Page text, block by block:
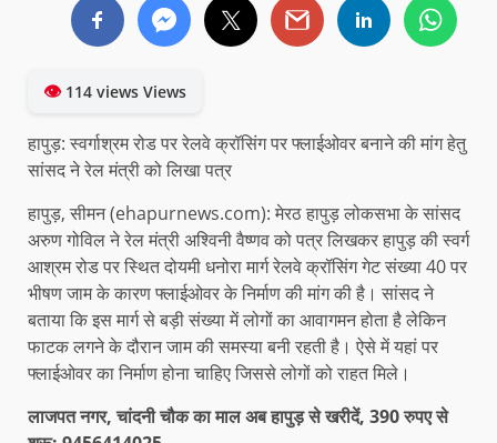
👁114 views Views
हापुड़: स्वर्गाश्रम रोड पर रेलवे क्रॉसिंग पर फ्लाईओवर बनाने की मांग हेतु
सांसद ने रेल मंत्री को लिखा पत्र
हापुड़, सीमन (ehapurnews.com): मेरठ हापुड़ लोकसभा के सांसद
अरुण गोविल ने रेल मंत्री अश्विनी वैष्णव को पत्र लिखकर हापुड़ की स्वर्ग
आश्रम रोड पर स्थित दोयमी धनोरा मार्ग रेलवे क्रॉसिंग गेट संख्या 40 पर
भीषण जाम के कारण फ्लाईओवर के निर्माण की मांग की है। सांसद ने
बताया कि इस मार्ग से बड़ी संख्या में लोगों का आवागमन होता है लेकिन
फाटक लगने के दौरान जाम की समस्या बनी रहती है। ऐसे में यहां पर
फ्लाईओवर का निर्माण होना चाहिए जिससे लोगों को राहत मिले।
लाजपत नगर, चांदनी चौक का माल अब हापुड़ से खरीदें, 390 रुपए से